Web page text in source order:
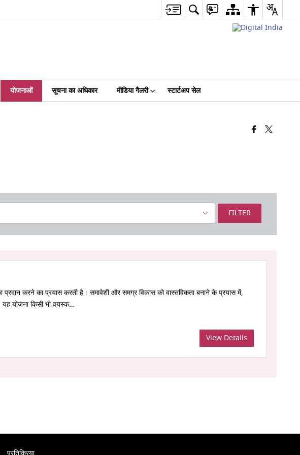
योजनाओं सूचना का अधिकार मीडिया गैलरी स्टार्टअप सेल
FILTER
प्रदान करने का प्रयास करती है। समावेशी और समग्र विकास को वास्तविकता बनाने के प्रयास में,
योजना किसी भी वयस्क…
View Details